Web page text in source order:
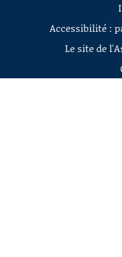
Accessibilité :
Le site de